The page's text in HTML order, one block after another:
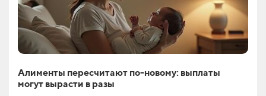
Алименты пересчитают по-новому: выплаты
могут вырасти в разы